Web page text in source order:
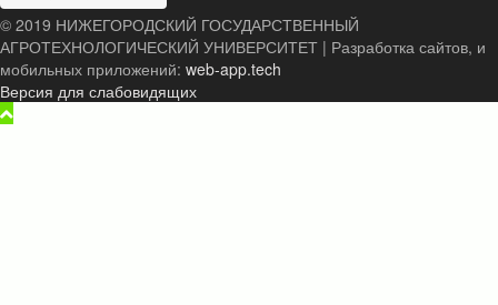
© 2019 НИЖЕГОРОДСКИЙ ГОСУДАРСТВЕННЫЙ
АГРОТЕХНОЛОГИЧЕСКИЙ УНИВЕРСИТЕТ | Разработка сайтов, и
мобильных приложений: web-app.tech
Версия для слабовидящих